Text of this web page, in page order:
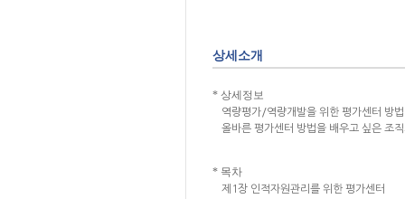
상세소개
* 상세정보
역량평가/역량개발을 위한 평가센터 방
올바른 평가센터 방법을 배우고 싶은 조
* 목차
제1장 인적자원관리를 위한 평가센터